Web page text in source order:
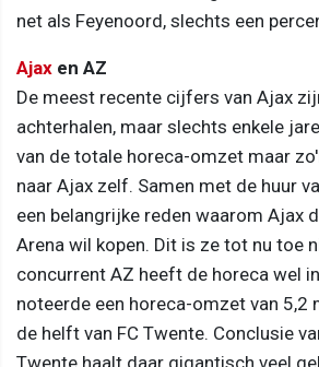
net als Feyenoord, slechts een
Ajax en AZ
De meest recente cijfers van Ajax
achterhalen, maar slechts enkele
van de totale horeca-omzet maar
naar Ajax zelf. Samen met de huur
een belangrijke reden waarom Ajax
Arena wil kopen. Dit is ze tot nu toe
concurrent AZ heeft de horeca wel
noteerde een horeca-omzet van 5,2
de helft van FC Twente. Conclusie
Twente haalt daar gigantisch veel